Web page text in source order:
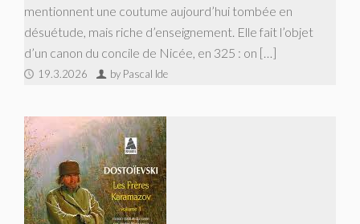
mentionnent une coutume aujourd’hui tombée en
désuétude, mais riche d’enseignement. Elle fait l’objet
d’un canon du concile de Nicée, en 325 : on […]
19.3.2026 by Pascal Ide